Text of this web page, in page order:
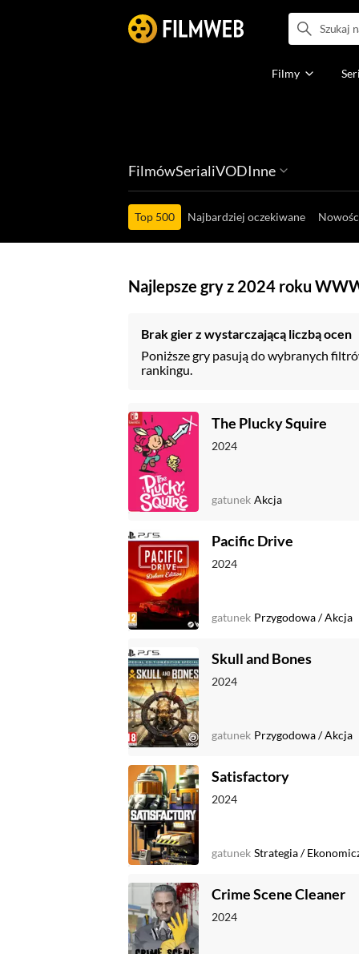
Filmy
Filmów Seriali VOD Inne
Top 500 Najbardziej oczekiwane
Najlepsze gry z 2024 roku
Brak gier z wystarczającą liczbą ocen
Poniższe gry pasują do wybranych
rankingu.
The Plucky Squire
2024
gatunek Akcja
Pacific Drive
2024
gatunek Przygodowa/Akcja
Skull and Bones
2024
gatunek Przygodowa/Akcja
Satisfactory
2024
gatunek Strategia/
Crime Scene Cleaner
2024